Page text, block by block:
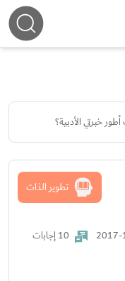
خبرتي الأدبية؟
تطوير الذات
10 إجابات